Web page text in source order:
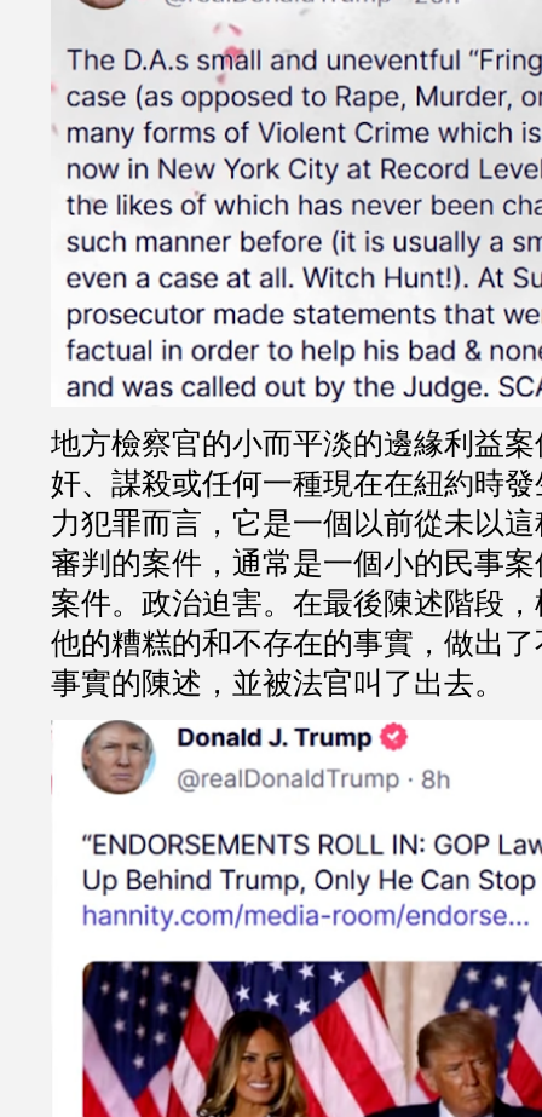
地方檢察官的小而平淡的邊緣利益
奸、謀殺或任何一種現在在紐約時
力犯罪而言，它是一個以前從未以
審判的案件，通常是一個小的民事
案件。政治迫害。在最後陳述階段
他的糟糕的和不存在的事實，做出
事實的陳述，並被法官叫了出去。